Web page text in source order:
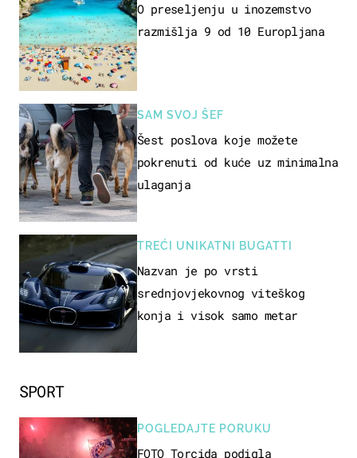
SPORT
POGLEDAJTE PORUKU
FOTO Torcida podigla
O preseljenju u inozemstvo
razmišlja 9 od 10 Europljana
SAM SVOJ ŠEF
Šest poslova koje možete
pokrenuti od kuće uz minimalna
ulaganja
TREĆI UNIKATNI BUGATTI
Nazvan je po vrsti
srednjovjekovnog viteškog
konja i visok samo metar